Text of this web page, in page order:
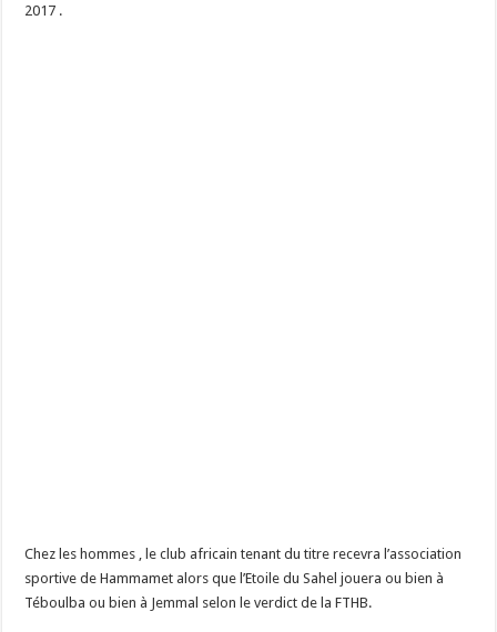
2017 .
Chez les hommes , le club africain tenant du titre recevra l’association
sportive de Hammamet alors que l’Etoile du Sahel jouera ou bien à
Téboulba ou bien à Jemmal selon le verdict de la FTHB.